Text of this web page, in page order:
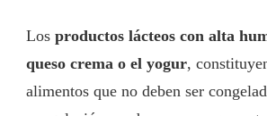
Los productos lácteos con alta
queso crema o el yogur,
alimentos que no deben ser